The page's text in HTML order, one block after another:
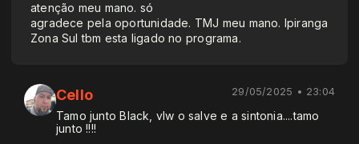
atenção meu mano. só
agradece pela oportunidade. TMJ meu mano. Ipiranga
Zona Sul tbm esta ligado no programa.
Cello 29/05/2025 • 23:04
Tamo junto Black, vlw o salve e a sintonia....tamo
junto !!!!